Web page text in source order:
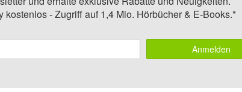
kostenlos - Zugriff auf 1,4 Mio. Hörbücher & E-Books.*
Anmelden